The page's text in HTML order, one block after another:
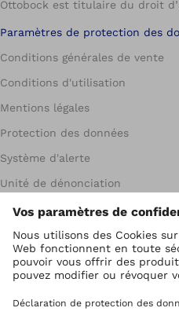
Ottobock est titulaire du droit
Paramètres de protection des
Conditions générales de vente
Conditions d'utilisation
Mentions légales
Protection des données
Système d'alerte
Unité de dénonciation